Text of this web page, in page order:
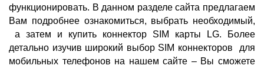
функционировать. В данном разделе сайта предлагаем
Вам подробнее ознакомиться, выбрать необходимый,
а затем и купить коннектор SIM карты LG. Более
детально изучив широкий выбор SIM коннекторов для
мобильных телефонов на нашем сайте – Вы сможете